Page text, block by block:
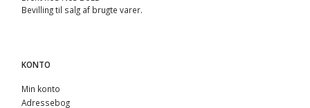
Bevilling til salg af brugte varer.
KONTO
Min konto
Adressebog